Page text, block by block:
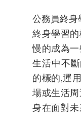
公務員終身
終身學習
慢的成為
生活中不
的標的,運
場或生活
身在面對